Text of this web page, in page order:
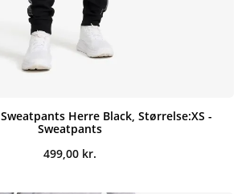
Herre Black, Størrelse:XS -
Sweatpants
499,00 kr.